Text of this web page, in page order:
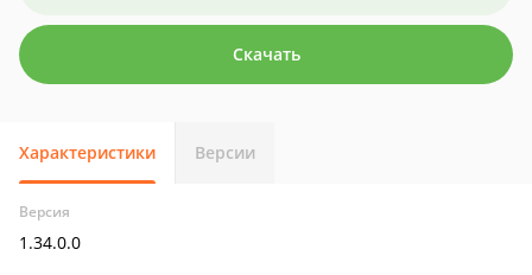
Скачать
Характеристики Версии
Версия
1.34.0.0